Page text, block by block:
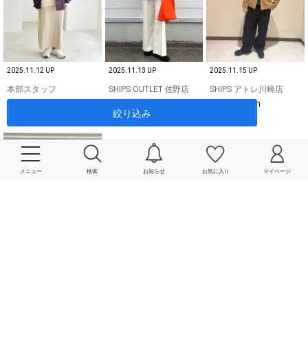
メニュー 検索 お知らせ お気に入り マイページ
絞り込み
2025.11.12 UP
本部スタッフ
2025.11.13 UP
SHIPS OUTLET 佐野店
2025.11.15 UP
SHIPS アトレ川崎店
渡部 / 168cm